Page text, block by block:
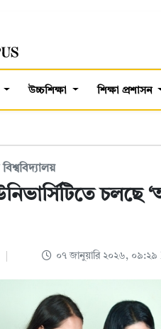
উচ্চশিক্ষা শিক্ষা প্রশাসন
চলছে
০৭ জানুয়ারি ২০২৬, ০৯:২৯